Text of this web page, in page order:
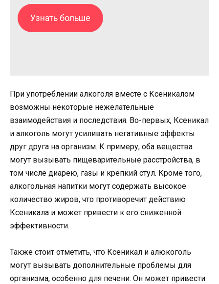
Узнать больше
При употреблении алкоголя вместе с Ксеникалом
возможны некоторые нежелательные
взаимодействия и последствия. Во-первых, Ксеникал
и алкоголь могут усиливать негативные эффекты
друг друга на организм. К примеру, оба вещества
могут вызывать пищеварительные расстройства, в
том числе диарею, газы и крепкий стул. Кроме того,
алкогольная напитки могут содержать высокое
количество жиров, что противоречит действию
Ксеникала и может привести к его сниженной
эффективности.
Также стоит отметить, что Кcеникал и aлюкоголь
могут вызывать дополнительные проблемы для
организма, особенно для печени. Он может привести